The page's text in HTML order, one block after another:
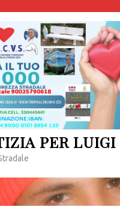
PER LUIGI